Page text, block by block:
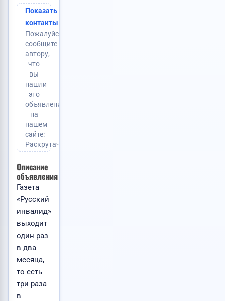
Показать
контакты
Пожалуйста,
сообщите
автору,
что
вы
нашли
это
объявление
на
нашем
сайте:
Раскрутачка.ру
Описание
объявления
Газета
«Русский
инвалид»
выходит
один раз
в два
месяца,
то есть
три раза
в